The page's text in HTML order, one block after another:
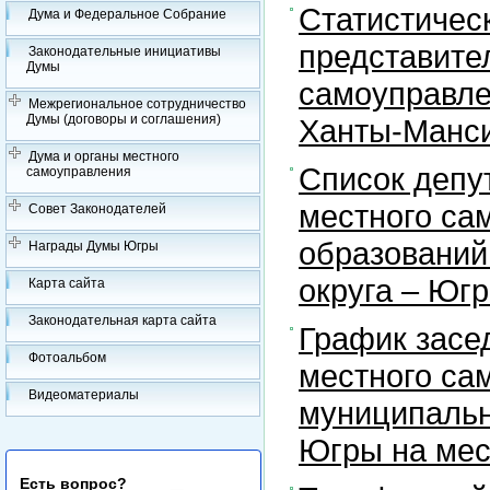
Дума и Федеральное Собрание
Законодательные инициативы
Думы
Межрегиональное сотрудничество
Думы (договоры и соглашения)
Дума и органы местного
самоуправления
Совет Законодателей
Награды Думы Югры
Карта сайта
Законодательная карта сайта
Фотоальбом
Видеоматериалы
Есть вопрос?
Ханты-
Список
местного
округа –
График
местного
Югры на